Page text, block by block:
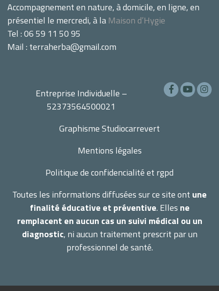
Accompagnement en nature, à domicile, en ligne, en
présentiel le mercredi, à la Maison d’Hygie
Tel : 06 59 11 50 95
Mail : terraherba@gmail.com
Entreprise Individuelle –
52373564500021
GraphismeStudiocarrevert
Mentions légales
Politique de confidencialité et rgpd
Toutes les informations diffusées sur ce site ont une
finalité éducative et préventive. Elles ne
remplacent en aucun cas un suivi médical ou un
diagnostic, ni aucun traitement prescrit par un
professionnel de santé.